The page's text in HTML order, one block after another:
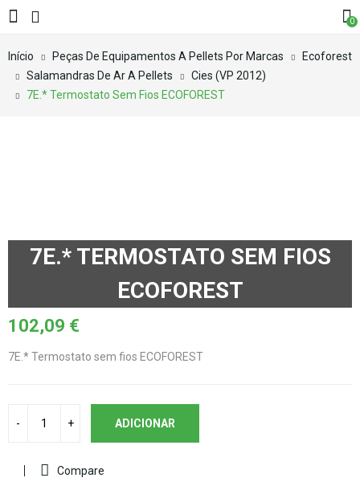
0
Início Peças De Equipamentos A Pellets Por Marcas
Ecoforest
Salamandras De Ar A Pellets
Cies (VP 2012)
7E.* Termostato Sem Fios ECOFOREST
7E.* TERMOSTATO SEM FIOS
ECOFOREST
102,09 €
7E.* Termostato sem fios ECOFOREST
ADICIONAR
Compare